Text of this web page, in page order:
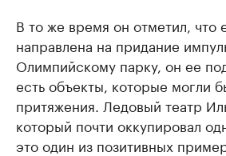
В то же время он отметил, что
направлена на придание
Олимпийскому парку, он ее
есть объекты, которые могли
притяжения. Ледовый театр
который почти оккупировал
это один из позитивных